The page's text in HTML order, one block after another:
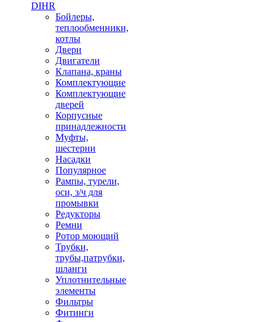
DIHR
Бойлеры,
теплообменники,
котлы
Двери
Двигатели
Клапана, краны
Комплектующие
Комплектующие
дверей
Корпусные
принадлежности
Муфты,
шестерни
Насадки
Популярное
Рампы, турели,
оси, з/ч для
промывки
Редукторы
Ремни
Ротор моющий
Трубки,
трубы,патрубки,
шланги
Уплотнительные
элементы
Фильтры
Фитинги